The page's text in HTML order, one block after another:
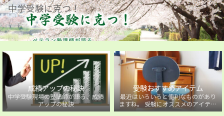
中学受験に克つ！
成績アップの秘訣
中学受験現場の塾講師が語る、成績
アップの秘訣
受験おすすめアイテム
最近はいろいろと便利なものがあり
ますね。 受験にオススメのアイテム
を紹介しています。